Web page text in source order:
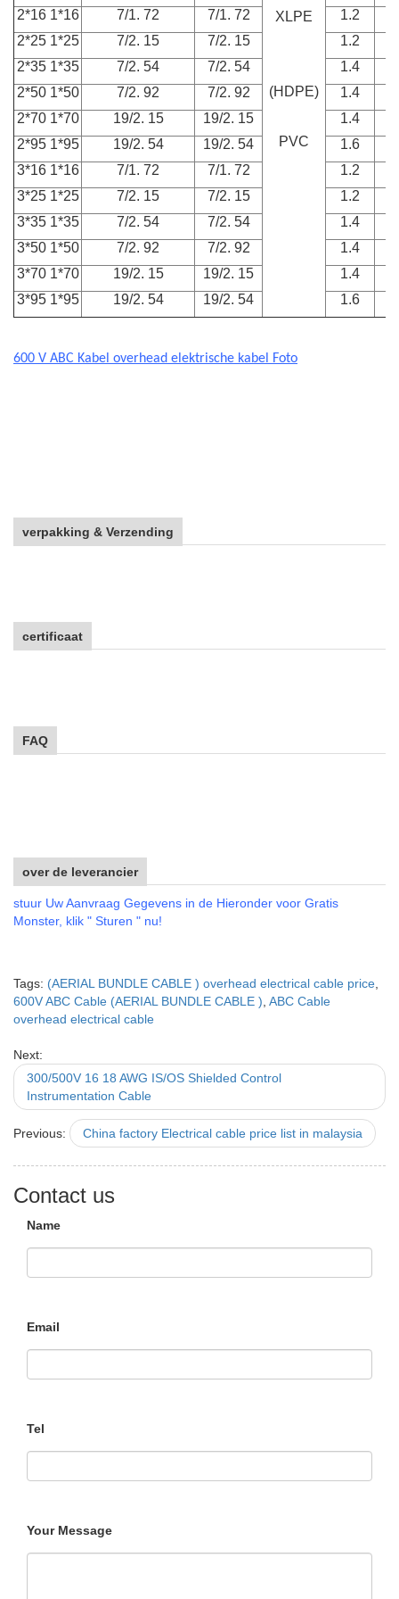
XLPE
(HDPE)
PVC
2*16 1*16 7/1. 72 7/1. 72
1.2
2*25 1*25
7/2. 15 7/2. 15
1.2
2*35 1*35
7/2. 54 7/2. 54
1.4
2*50 1*50
7/2. 92 7/2. 92
1.4
2*70 1*70
19/2. 15 19/2. 15
1.4
2*95 1*95
19/2. 54 19/2. 54
1.6
3*16 1*16
7/1. 72 7/1. 72
1.2
3*25 1*25
7/2. 15 7/2. 15
1.2
3*35 1*35
7/2. 54 7/2. 54
1.4
3*50 1*50
7/2. 92 7/2. 92
1.4
3*70 1*70
19/2. 15 19/2. 15
1.4
3*95 1*95
19/2. 54 19/2. 54 1.6
600 V ABC Kabel overhead elektrische kabel Foto
verpakking & Verzending
certificaat
FAQ
over de leverancier
stuur Uw Aanvraag Gegevens in de Hieronder voor Gratis
Monster, klik " Sturen " nu!
Tags: (AERIAL BUNDLE CABLE ) overhead electrical cable price
600V ABC Cable (AERIAL BUNDLE CABLE ) ABC Cable
overhead electrical cable
Next:
300/500V 16 18 AWG IS/OS Shielded Control
Instrumentation Cable
Previous: China factory Electrical cable price list in malaysia
Contact us
Name
Email
Tel
Your Message